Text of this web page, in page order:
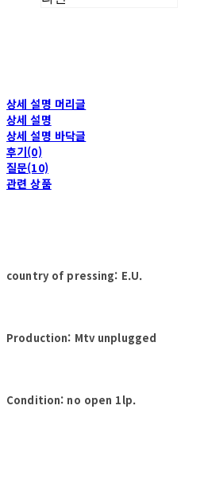
상세 설명 머리글
상세 설명
상세 설명 바닥글
후기(0)
질문(10)
관련 상품
country of pressing: E.U.
Production: Mtv unplugged
Condition: no open 1lp.